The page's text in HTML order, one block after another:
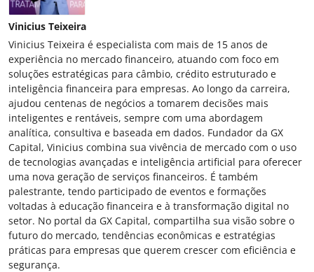
Vinicius Teixeira
Vinicius Teixeira é especialista com mais de 15 anos de
experiência no mercado financeiro, atuando com foco em
soluções estratégicas para câmbio, crédito estruturado e
inteligência financeira para empresas. Ao longo da carreira,
ajudou centenas de negócios a tomarem decisões mais
inteligentes e rentáveis, sempre com uma abordagem
analítica, consultiva e baseada em dados. Fundador da GX
Capital, Vinicius combina sua vivência de mercado com o uso
de tecnologias avançadas e inteligência artificial para oferecer
uma nova geração de serviços financeiros. É também
palestrante, tendo participado de eventos e formações
voltadas à educação financeira e à transformação digital no
setor. No portal da GX Capital, compartilha sua visão sobre o
futuro do mercado, tendências econômicas e estratégias
práticas para empresas que querem crescer com eficiência e
segurança.